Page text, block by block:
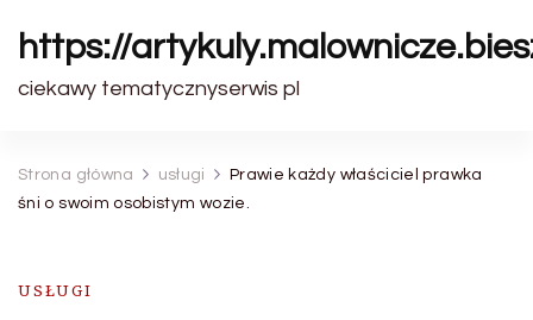
https://
ciekawy tematycznyserwis pl
Strona główna usługi
Prawie każdy właściciel prawka
śni o swoim osobistym wozie.
USŁUGI